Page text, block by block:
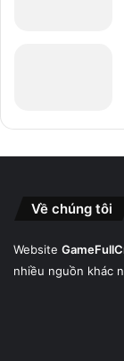
Về chúng tôi
Website
nhiều nguồn khác